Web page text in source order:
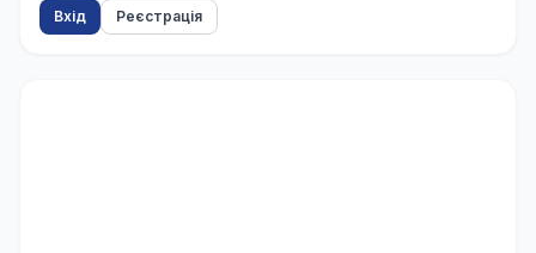
Вхід Реєстрація